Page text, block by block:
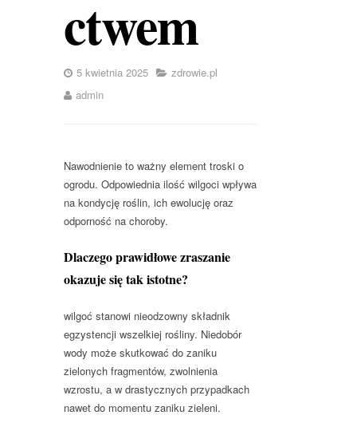
ctwem
5 kwietnia 2025
zdrowie.pl
admin
Nawodnienie to ważny element troski o
ogrodu. Odpowiednia ilość wilgoci wpływa
na kondycję roślin, ich ewolucję oraz
odporność na choroby.
Dlaczego prawidłowe zraszanie
okazuje się tak istotne?
wilgoć stanowi nieodzowny składnik
egzystencji wszelkiej rośliny. Niedobór
wody może skutkować do zaniku
zielonych fragmentów, zwolnienia
wzrostu, a w drastycznych przypadkach
nawet do momentu zaniku zieleni.